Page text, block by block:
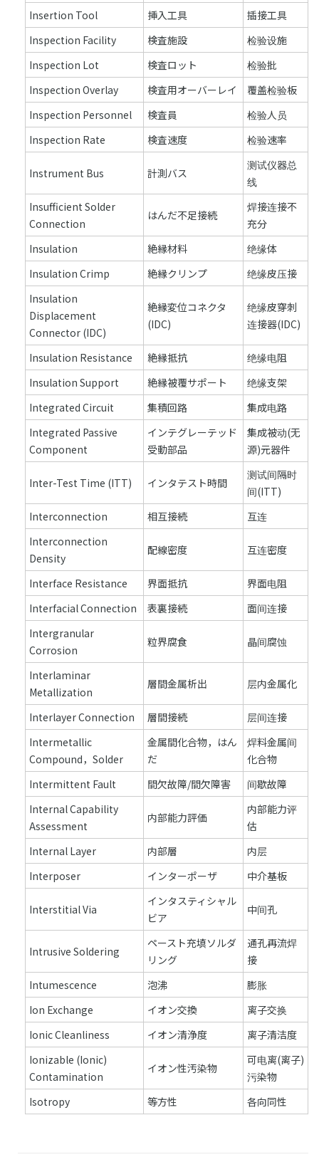
Insertion Tool 挿入工具
插接工具
Inspection Facility
検査施設
检验设施
Inspection Lot
検査ロット
检验批
Inspection Overlay
検査用オーバーレイ
覆盖检验板
Inspection Personnel
検査員
检验人员
Inspection Rate
検査速度 检验速率
Instrument Bus 計測バス
测试仪器总
线
Insufficient Solder
Connection
はんだ不足接続
焊接连接不
充分
Insulation
絶縁材料
绝缘体
Insulation Crimp
絶縁クリンプ
绝缘皮压接
Insulation
Displacement
Connector (IDC)
絶縁変位コネクタ
(IDC)
绝缘皮穿刺
连接器(IDC)
Insulation Resistance 絶縁抵抗
绝缘电阻
Insulation Support
絶縁被覆サポート
绝缘支架
Integrated Circuit
集積回路
集成电路
Integrated Passive
Component
インテグレーテッド
受動部品
集成被动(无
源)元器件
Inter-Test Time (ITT) インタテスト時間
测试间隔时
间(ITT)
Interconnection
相互接続
互连
Interconnection
Density
配線密度 互连密度
Interface Resistance 界面抵抗
界面电阻
Interfacial Connection
表裏接続
面间连接
Intergranular
Corrosion
粒界腐食 晶间腐蚀
Interlaminar
Metallization
層間金属析出 层内金属化
Interlayer Connection 層間接続
层间连接
Intermetallic
Compound，Solder
金属間化合物，はん
だ
焊料金属间
化合物
Intermittent Fault
間欠故障/間欠障害
间歇故障
Internal Capability
Assessment
内部能力評価
内部能力评
估
Internal Layer
内部層
内层
Interposer
インターポーザ 中介基板
Interstitial Via
インタスティシャル
ビア
中间孔
Intrusive Soldering
ペースト充填ソルダ
リング
通孔再流焊
接
Intumescence
泡沸
膨胀
Ion Exchange
イオン交換
离子交换
Ionic Cleanliness
イオン清浄度
离子清洁度
Ionizable (Ionic)
Contamination
イオン性汚染物
可电离(离子)
污染物
Isotropy
等方性 各向同性